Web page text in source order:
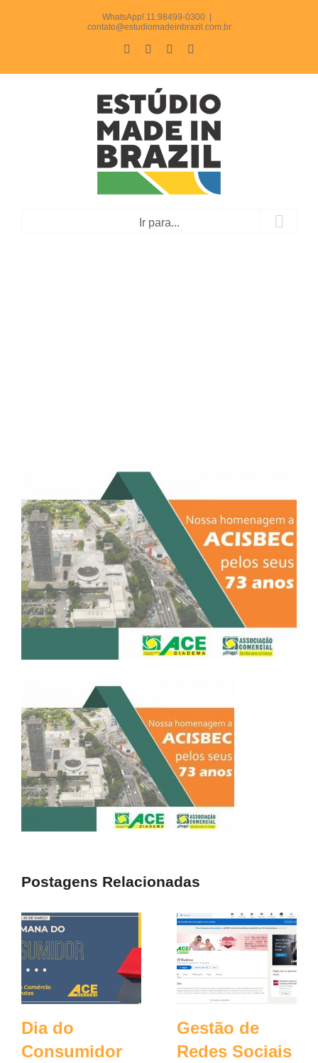
WhatsApp! 11.98499-0300
contato@estudiomadeinbrazil.com.br
FacebookInstagramLinkedIn
Ir para...
Larger
Image
Postagens Relacionadas
Dia do
Consumidor
Gestão de
Redes Sociais